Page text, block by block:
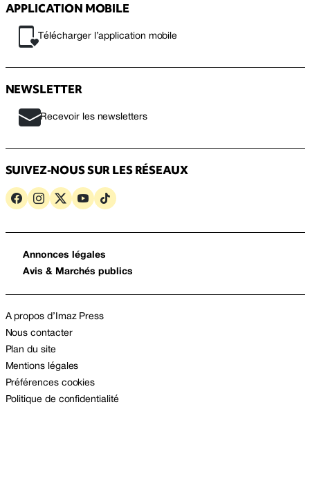
APPLICATION MOBILE
Télécharger l’application mobile
NEWSLETTER
Recevoir les newsletters
SUIVEZ-NOUS SUR LES RÉSEAUX
Annonces légales
Avis & Marchés publics
A propos d’Imaz Press
Nous contacter
Plan du site
Mentions légales
Préférences cookies
Politique de confidentialité